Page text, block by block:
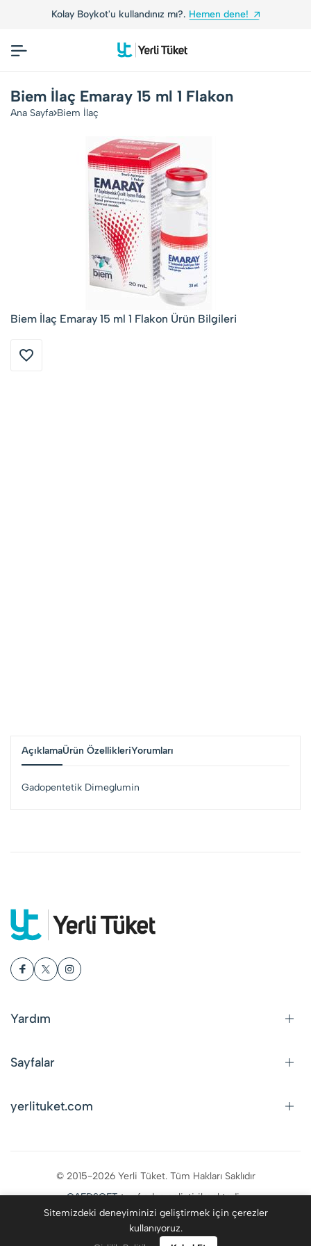
Kolay Boykot'u kullandınız mı?. Hemen dene!
Biem İlaç Emaray 15 ml 1 Flakon
Ana Sayfa Biem İlaç
Biem İlaç Emaray 15 ml 1 Flakon Ürün Bilgileri
AçıklamaÜrün ÖzellikleriYorumları
Gadopentetik Dimeglumin
Yardım
Sayfalar
yerlituket.com
© 2015-2026 Yerli Tüket. Tüm Hakları Saklıdır
CAFDSOFTtarafından geliştirilmektedir.
Sitemizdeki deneyiminizi geliştirmek için çerezler
kullanıyoruz.
0